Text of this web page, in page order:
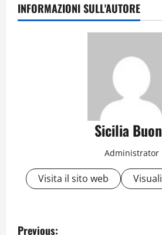
INFORMAZIONI SULL'AUTORE
Sicilia
Administrator
Visita il sito web
P
Previous: